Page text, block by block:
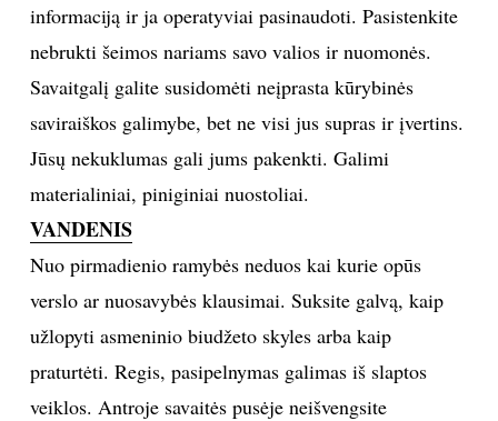
informaciją ir ja operatyviai pasinaudoti. Pasistenkite
nebrukti šeimos nariams savo valios ir nuomonės.
Savaitgalį galite susidomėti neįprasta kūrybinės
saviraiškos galimybe, bet ne visi jus supras ir įvertins.
Jūsų nekuklumas gali jums pakenkti. Galimi
materialiniai, piniginiai nuostoliai.
VANDENIS
Nuo pirmadienio ramybės neduos kai kurie opūs
verslo ar nuosavybės klausimai. Suksite galvą, kaip
užlopyti asmeninio biudžeto skyles arba kaip
praturtėti. Regis, pasipelnymas galimas iš slaptos
veiklos. Antroje savaitės pusėje neišvengsite